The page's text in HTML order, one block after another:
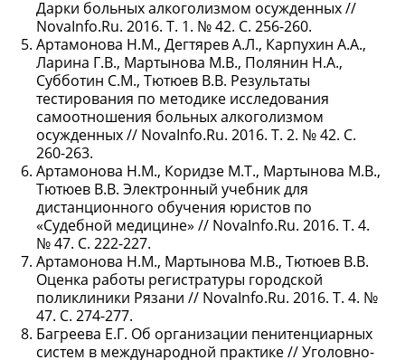
Дарки больных алкоголизмом осужденных //
NovaInfo.Ru. 2016. Т. 1. № 42. С. 256-260.
Артамонова Н.М., Дегтярев А.Л., Карпухин А.А.,
Ларина Г.В., Мартынова М.В., Полянин Н.А.,
Субботин С.М., Тютюев В.В. Результаты
тестирования по методике исследования
самоотношения больных алкоголизмом
осужденных // NovaInfo.Ru. 2016. Т. 2. № 42. С.
260-263.
Артамонова Н.М., Коридзе М.Т., Мартынова М.В.,
Тютюев В.В. Электронный учебник для
дистанционного обучения юристов по
«Судебной медицине» // NovaInfo.Ru. 2016. Т. 4.
№ 47. С. 222-227.
Артамонова Н.М., Мартынова М.В., Тютюев В.В.
Оценка работы регистратуры городской
поликлиники Рязани // NovaInfo.Ru. 2016. Т. 4. №
47. С. 274-277.
Багреева Е.Г. Об организации пенитенциарных
систем в международной практике // Уголовно-